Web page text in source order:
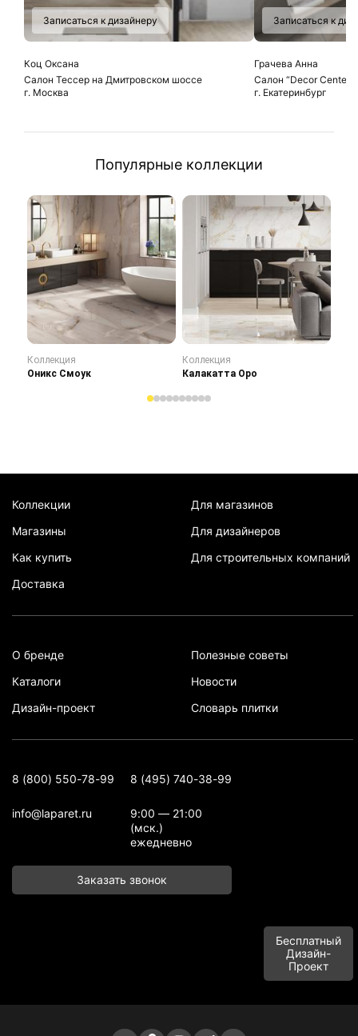
Записаться к дизайнеру
Коц Оксана
Салон Тессер на Дмитровском шоссе
г. Москва
Записаться к
Грачева Анна
Салон “Decor Center”
г. Екатеринбург
Популярные коллекции
Коллекция
Оникс Смоук
Коллекция
Калакатта Оро
Коллекции
Магазины
Как купить
Доставка
Для магазинов
Для дизайнеров
Для строительных компаний
О бренде
Каталоги
Дизайн-проект
Полезные советы
Новости
Словарь плитки
8 (800) 550-78-99 8 (495) 740-38-99
info@laparet.ru
9:00 — 21:00
(мск.)
ежедневно
Заказать звонок
Бесплатный
Дизайн-
Проект